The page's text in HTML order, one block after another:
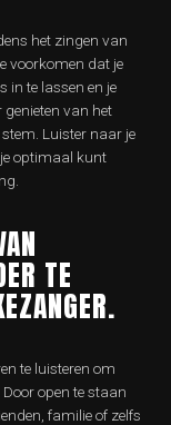
het zingen van
voorkomen dat je
in te lassen en je
van het
Luister naar je
optimaal kunt
TE
te luisteren om
open te staan
familie of zelfs